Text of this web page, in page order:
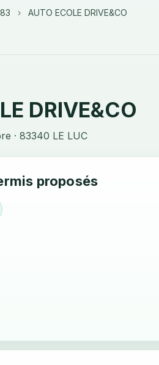
› AUTO ECOLE DRIVE&CO
DRIVE&CO
· 83340 LE LUC
proposés